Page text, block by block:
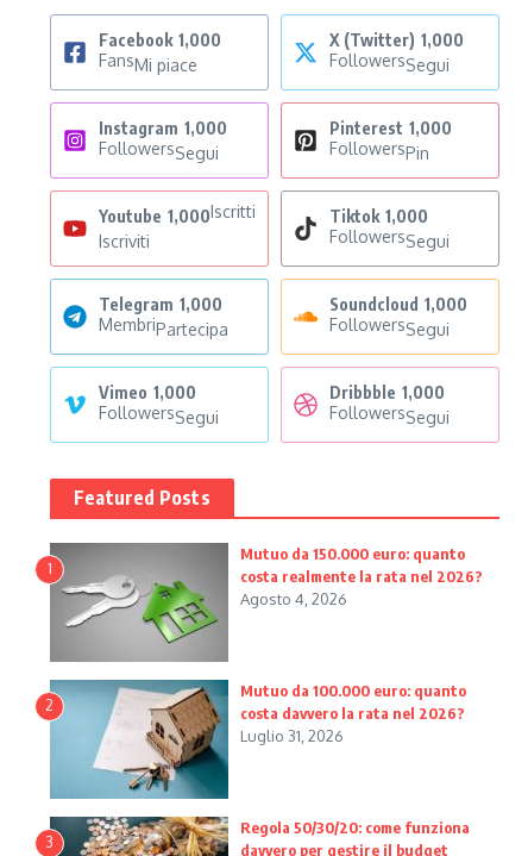
Facebook 1,000
FansMi piace
X (Twitter) 1,000
FollowersSegui
Instagram 1,000
FollowersSegui
Pinterest 1,000
FollowersPin
Youtube 1,000Iscritti
Iscriviti
Tiktok 1,000
FollowersSegui
Telegram 1,000
MembriPartecipa
Soundcloud 1,000
FollowersSegui
Vimeo 1,000
FollowersSegui
Dribbble 1,000
FollowersSegui
Featured Posts
1
Mutuo da 150.000 euro: quanto
costa realmente la rata nel 2026?
Agosto 4, 2026
2
Mutuo da 100.000 euro: quanto
costa davvero la rata nel 2026?
Luglio 31, 2026
3
Regola 50/30/20: come funziona
davvero per gestire il budget